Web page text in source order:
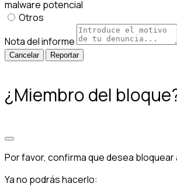
malware potencial
Otros
Nota del informe
Reportar
¿Miembro del
Por favor, confirma que desea
Ya no podrás hacerlo: